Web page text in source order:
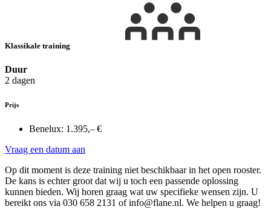
Klassikale training
Duur
2 dagen
Prijs
Benelux: 1.395,– €
Vraag een datum aan
Op dit moment is deze training niet beschikbaar in het open rooster.
De kans is echter groot dat wij u toch een passende oplossing
kunnen bieden. Wij horen graag wat uw specifieke wensen zijn. U
bereikt ons via 030 658 2131 of info@flane.nl. We helpen u graag!